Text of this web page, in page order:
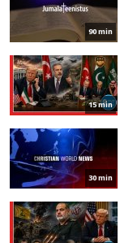
90 min
15 min
30 min